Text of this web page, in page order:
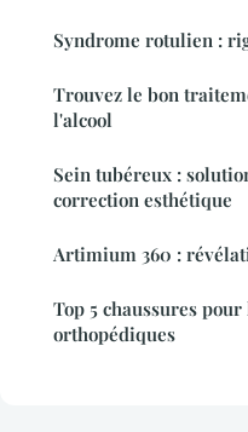
Syndrome rotulien :
Trouvez le bon
l'alcool
Sein tubéreux :
correction esthétique
Artimium 360 :
Top 5 chaussures
orthopédiques